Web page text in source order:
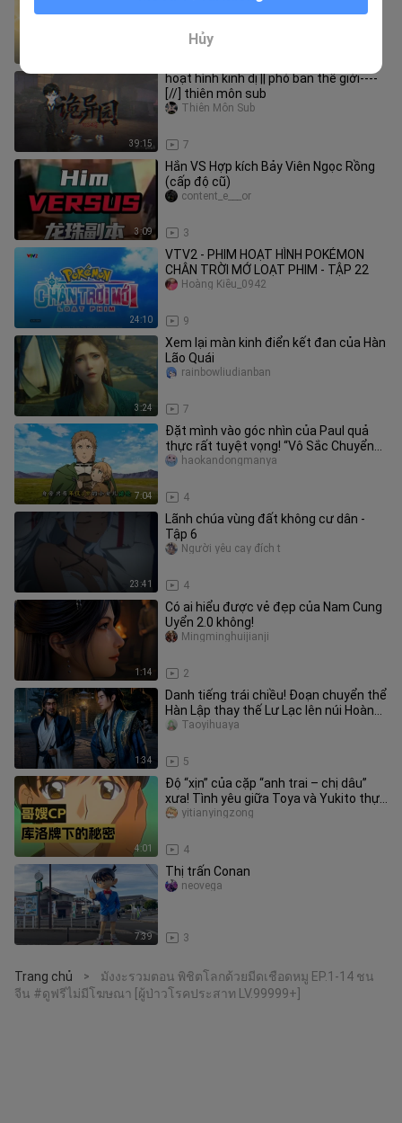
39:15
hoạt hình kinh dị || phó bản thế giới----
[//] thiên môn sub
7
Thiên Môn Sub
3:09
Hắn VS Hợp kích Bảy Viên Ngọc Rồng
(cấp độ cũ)
3
content_e___or
24:10
VTV2 - PHIM HOẠT HÌNH POKÉMON
CHÂN TRỜI MỚ LOẠT PHIM - TẬP 22
9
Hoàng Kiều_0942
3:24
Xem lại màn kinh điển kết đan của Hàn
Lão Quái
7
rainbowliudianban
7:04
Đặt mình vào góc nhìn của Paul quả
thực rất tuyệt vọng! “Vô Sắc Chuyển
Sinh”
4
haokandongmanya
23:41
Lãnh chúa vùng đất không cư dân -
Tập 6
4
Người yêu cay đích t
1:14
Có ai hiểu được vẻ đẹp của Nam Cung
Uyển 2.0 không!
2
Mingminghuijianji
1:34
Danh tiếng trái chiều! Đoạn chuyển thể
Hàn Lập thay thế Lư Lạc lên núi Hoàng
Long vì sao lại gây tra
5
Taoyihuaya
4:01
Độ “xịn” của cặp “anh trai – chị dâu”
xưa! Tình yêu giữa Toya và Yukito thực
ra từ lâu đã là chuyện
4
yitianyingzong
7:39
Thị trấn Conan
3
neovega
Trang chủ >
มังงะรวมตอน พิชิตโลกด้วยมีดเชือดหมู EP.1-14 ชน
จีน #ดูฟรีไม่มีโฆษณา [ผู้ป่าวโรคประสาท LV.99999+]
Hủy